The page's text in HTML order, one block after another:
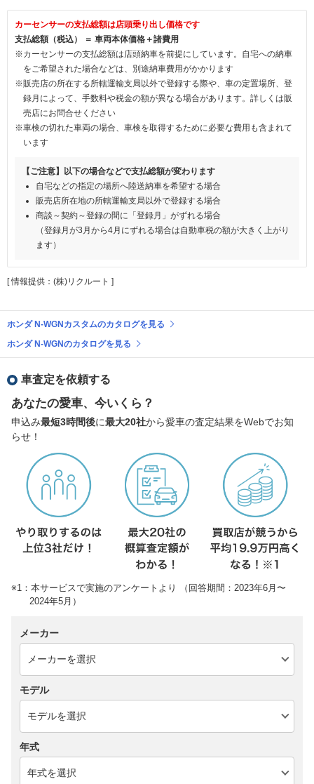
カーセンサーの支払総額は店頭乗り出し価格です
支払総額（税込） ＝ 車両本体価格＋諸費用
※カーセンサーの支払総額は店頭納車を前提にしています。自宅への納車
をご希望された場合などは、別途納車費用がかかります
※販売店の所在する所轄運輸支局以外で登録する際や、車の定置場所、登
録月によって、手数料や税金の額が異なる場合があります。詳しくは販
売店にお問合せください
※車検の切れた車両の場合、車検を取得するために必要な費用も含まれて
います
【ご注意】以下の場合などで支払総額が変わります
自宅などの指定の場所へ陸送納車を希望する場合
販売店所在地の所轄運輸支局以外で登録する場合
商談～契約～登録の間に「登録月」がずれる場合
（登録月が3月から4月にずれる場合は自動車税の額が大きく上がり
ます）
[ 情報提供：(株)リクルート ]
ホンダ N-WGNカスタムのカタログを見る
ホンダ N-WGNのカタログを見る
車査定を依頼する
あなたの愛車、今いくら？
申込み最短3時間後に最大20社から愛車の査定結果をWebでお知
らせ！
※1：本サービスで実施のアンケートより （回答期間：2023年6月〜
2024年5月）
メーカー
モデル
年式